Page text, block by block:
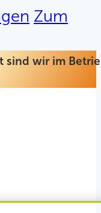
Zum
wir im